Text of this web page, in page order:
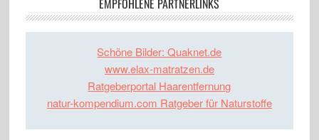
EMPFOHLENE PARTNERLINKS
Schöne Bilder: Quaknet.de
www.elax-matratzen.de
Ratgeberportal Haarentfernung
natur-kompendium.com Ratgeber für Naturstoffe